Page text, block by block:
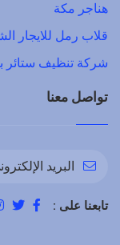
هناجر مكة
قلاب رمل للايجار
شركة تنظيف ستائر بالرياض 20% خصم على
تواصل معنا
البريد
تابعنا على :